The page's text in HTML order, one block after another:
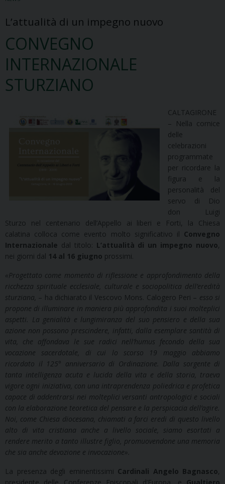
L’attualità di un impegno nuovo
CONVEGNO
INTERNAZIONALE
STURZIANO
CALTAGIRONE
– Nella cornice
delle
celebrazioni
programmate
per ricordare la
figura e la
personalità del
servo di Dio
don Luigi
Sturzo nel centenario dell’Appello ai liberi e Forti, la Chiesa
calatina colloca come evento molto significativo il Convegno
Internazionale dal titolo: L’attualità di un impegno nuovo,
nei giorni dal 14 al 16 giugno prossimi.
«Progettato come momento di riflessione e approfondimento della
ricchezza spirituale ecclesiale, culturale e sociopolitica dell’eredità
sturziana, – ha dichiarato il Vescovo Mons. Calogero Peri – esso si
propone di illuminare in maniera più approfondita i suoi molteplici
aspetti. La genialità e lungimiranza del suo pensiero e della sua
azione non possono prescindere, infatti, dalla esemplare santità di
vita, che affondava le sue radici nell’humus fecondo della sua
vocazione sacerdotale, di cui lo scorso 19 maggio abbiamo
ricordato il 125° anniversario di Ordinazione. Dalla sorgente di
tanta intelligenza acuta e lucida della vita e della storia, traeva
vigore ogni iniziativa, con una intraprendenza poliedrica e profetica
capace di addentrarsi nei molteplici versanti antropologici e sociali
con la elaborazione teoretica del pensare e la perspicacia dell’agire.
Noi, come Chiesa diocesana, chiamati a farci eredi di questo livello
alto di vita cristiana anche a livello sociale, siamo esortati a
rendere merito a tanto illustre figlio, promuovendone una memoria
che sia anche devozione e invocazione».
La presenza degli eminentissimi Cardinali Angelo Bagnasco,